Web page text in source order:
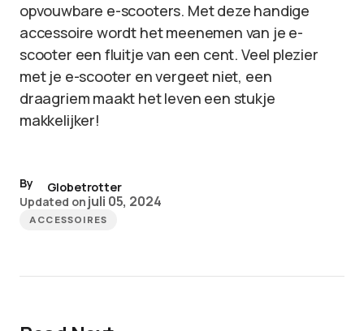
opvouwbare e-scooters. Met deze handige
accessoire wordt het meenemen van je e-
scooter een fluitje van een cent. Veel plezier
met je e-scooter en vergeet niet, een
draagriem maakt het leven een stukje
makkelijker!
By
Globetrotter
Updated on juli 05, 2024
ACCESSOIRES